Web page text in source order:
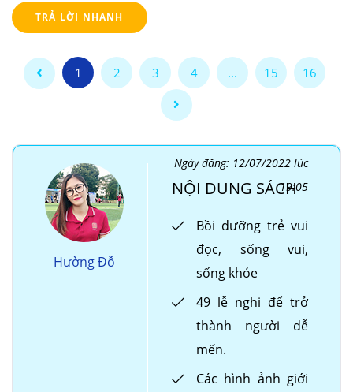
TRẢ LỜI NHANH
1 2 3 4 ... 15 16
Hường Đỗ
Ngày đăng: 12/07/2022 lúc
19:05
NỘI DUNG SÁCH
Bồi dưỡng trẻ vui
đọc, sống vui,
sống khỏe
49 lễ nghi để trở
thành người dễ
mến.
Các hình ảnh giới